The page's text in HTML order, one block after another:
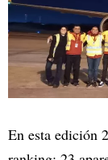
En esta edición